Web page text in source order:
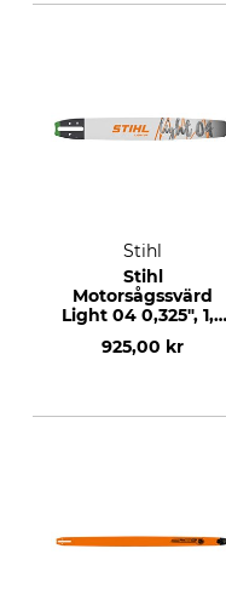
Stihl
Stihl
Motorsågssvärd
Light 04 0,325", 1,3
mm, 16", 67 DL
925,00 kr